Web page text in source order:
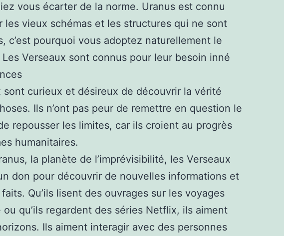
vous écarter de la norme. Uranus est connu
les vieux schémas et les structures qui ne sont
c’est pourquoi vous adoptez naturellement le
Verseaux sont connus pour leur besoin inné
sont curieux et désireux de découvrir la vérité
Ils n’ont pas peur de remettre en question le
repousser les limites, car ils croient au progrès
humanitaires.
la planète de l’imprévisibilité, les Verseaux
don pour découvrir de nouvelles informations et
Qu’ils lisent des ouvrages sur les voyages
ou qu’ils regardent des séries Netflix, ils aiment
Ils aiment interagir avec des personnes